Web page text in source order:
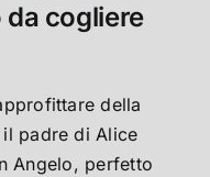
cogliere
della
padre di Alice
Angelo, perfetto